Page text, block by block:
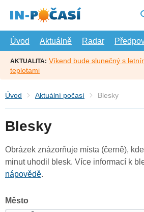
hlavní
Úvod
Aktuálně Radar
AKTUALITA: Víkend bude slunečný s
teplotami
Úvod Aktuální počasí Blesky
Blesky
Obrázek znázorňuje místa (černě),
minut uhodil blesk. Více informací k
nápovědě.
Město